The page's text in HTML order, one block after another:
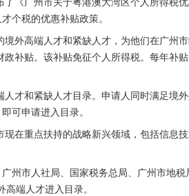
个税的优惠补贴政策。
外高端人才和紧缺人才，为他们在广州
补贴。该补贴免征个人所得税。每年补
才和紧缺人才目录。申请人同时满足境
可申请进入目录。
在重点扶持的战略新兴领域，包括信息技
州市人社局、国家税务总局、广州市地
端人才进入目录。